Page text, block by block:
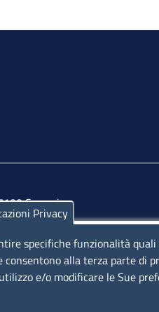
Sassari
2638810
mercoledì pomeriggio:
Privacy
specifiche funzionalità
alla terza parte di
e/o modificare le Sue